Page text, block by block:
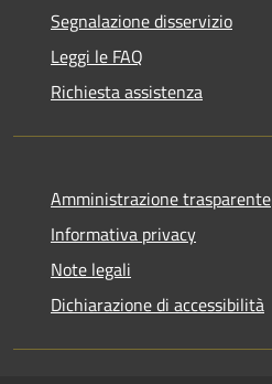
Segnalazione disservizio
Leggi le FAQ
Richiesta assistenza
Amministrazione trasparente
Informativa privacy
Note legali
Dichiarazione di accessibilità